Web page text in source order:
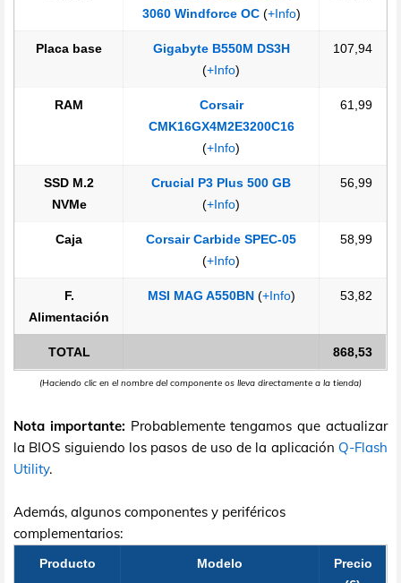
3060 Windforce OC(+Info)
Placa base
Gigabyte B550M DS3H
(+Info)
107,94
RAM
Corsair
CMK16GX4M2E3200C16
(+Info)
61,99
SSD M.2
NVMe
Crucial P3 Plus 500 GB
(+Info)
56,99
Caja
Corsair Carbide SPEC-05
(+Info)
58,99
F.
Alimentación
MSI MAG A550BN(+Info) 53,82
TOTAL 868,53
(Haciendo clic en el nombre del componente os lleva directamente a la tienda)
Nota importante: Probablemente tengamos que actualizar
la BIOS siguiendo los pasos de uso de la aplicación Q-Flash
Utility.
Además, algunos componentes y periféricos
complementarios:
Producto Modelo
Precio